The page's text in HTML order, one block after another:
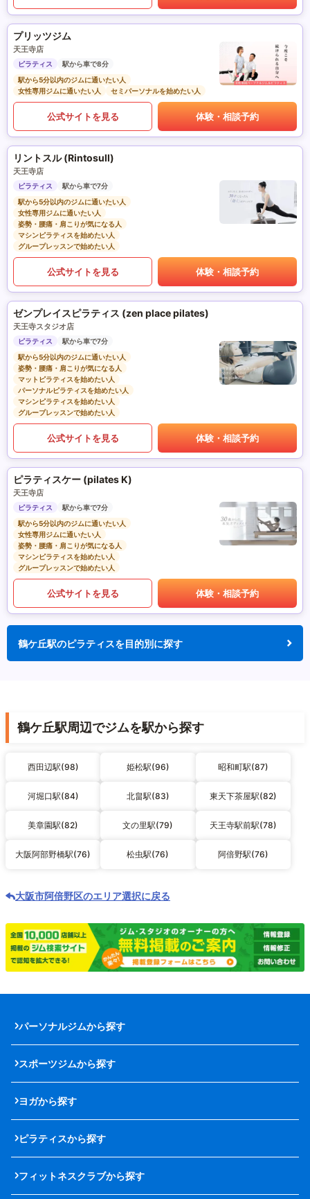
プリッツジム
天王寺店
ピラティス
駅から車で8分
駅から5分以内のジムに通いたい人
女性専用ジムに通いたい人
セミパーソナルを始めたい人
公式サイトを見る 体験・相談予約
リントスル (Rintosull)
天王寺店
ピラティス
駅から車で7分
駅から5分以内のジムに通いたい人
女性専用ジムに通いたい人
姿勢・腰痛・肩こりが気になる人
マシンピラティスを始めたい人
グループレッスンで始めたい人
公式サイトを見る 体験・相談予約
ゼンプレイスピラティス (zen place pilates)
天王寺スタジオ店
ピラティス
駅から車で7分
駅から5分以内のジムに通いたい人
姿勢・腰痛・肩こりが気になる人
マットピラティスを始めたい人
パーソナルピラティスを始めたい人
マシンピラティスを始めたい人
グループレッスンで始めたい人
公式サイトを見る 体験・相談予約
ピラティスケー (pilates K)
天王寺店
ピラティス
駅から車で7分
駅から5分以内のジムに通いたい人
女性専用ジムに通いたい人
姿勢・腰痛・肩こりが気になる人
マシンピラティスを始めたい人
グループレッスンで始めたい人
公式サイトを見る 体験・相談予約
鶴ケ丘駅のピラティスを目的別に探す
鶴ケ丘駅周辺でジムを駅から探す
西田辺駅(98) 姫松駅(96) 昭和町駅(87)
河堀口駅(84) 北畠駅(83) 東天下茶屋駅(82)
美章園駅(82) 文の里駅(79) 天王寺駅前駅(78)
大阪阿部野橋駅(76) 松虫駅(76) 阿倍野駅(76)
大阪市阿倍野区のエリア選択に戻る
パーソナルジムから探す
スポーツジムから探す
ヨガから探す
ピラティスから探す
フィットネスクラブから探す